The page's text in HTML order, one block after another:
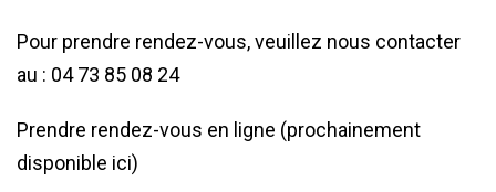
Pour prendre rendez-vous, veuillez nous contacter
au : 04 73 85 08 24
Prendre rendez-vous en ligne (prochainement
disponible ici)